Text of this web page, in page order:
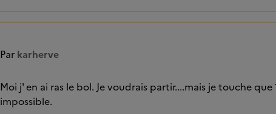
Par karherve
Moi j' en ai ras le bol. Je voudrais partir....mais je touche
impossible.